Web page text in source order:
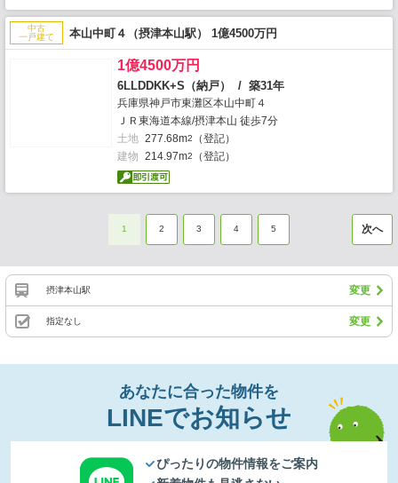
中古
一戸建て
本山中町４（摂津本山駅） 1億4500万円
1億4500万円
6LLDDKK+S（納戸） / 築31年
兵庫県神戸市東灘区本山中町４
ＪＲ東海道本線/摂津本山 徒歩7分
土地 277.68m2
（登記）
建物 214.97m2 （登記）
1 2 3 4 5 次へ
摂津本山駅 変更
指定なし 変更
あなたに合った物件を
LINEでお知らせ
ぴったりの物件情報をご案内